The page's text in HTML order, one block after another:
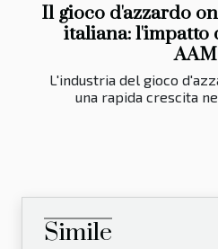
Il gioco d'azzardo
italiana: l'impatto
L'industria del gioco
una rapida crescita
Simile